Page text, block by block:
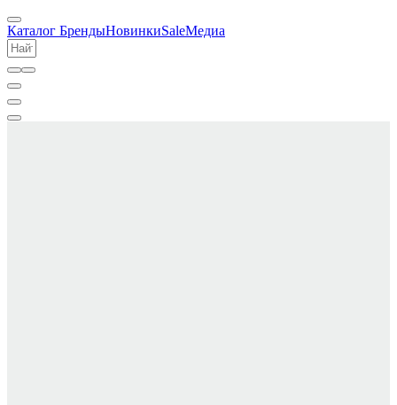
Каталог БрендыНовинкиSaleМедиа